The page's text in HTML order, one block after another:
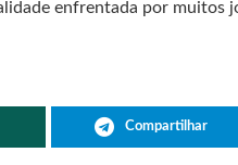
enfrentada por muitos
Compartilhar